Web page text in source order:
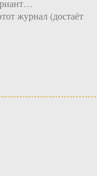
журнал (достаёт